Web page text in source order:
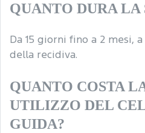
QUANTO DURA LA
Da 15 giorni fino a 2 mesi,
della recidiva.
QUANTO COSTA
UTILIZZO DEL
GUIDA?